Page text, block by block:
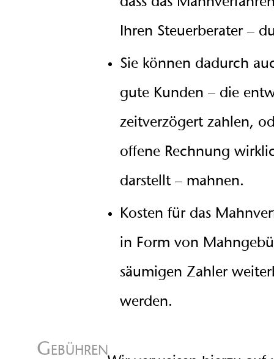
Ihren Steuerberater –
Sie können dadurch
gute Kunden – die
zeitverzögert zahlen,
offene Rechnung
darstellt – mahnen.
Kosten für das
in Form von
säumigen Zahler
werden.
Gebühren